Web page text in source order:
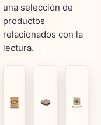
una selección de
productos
relacionados con la
lectura.